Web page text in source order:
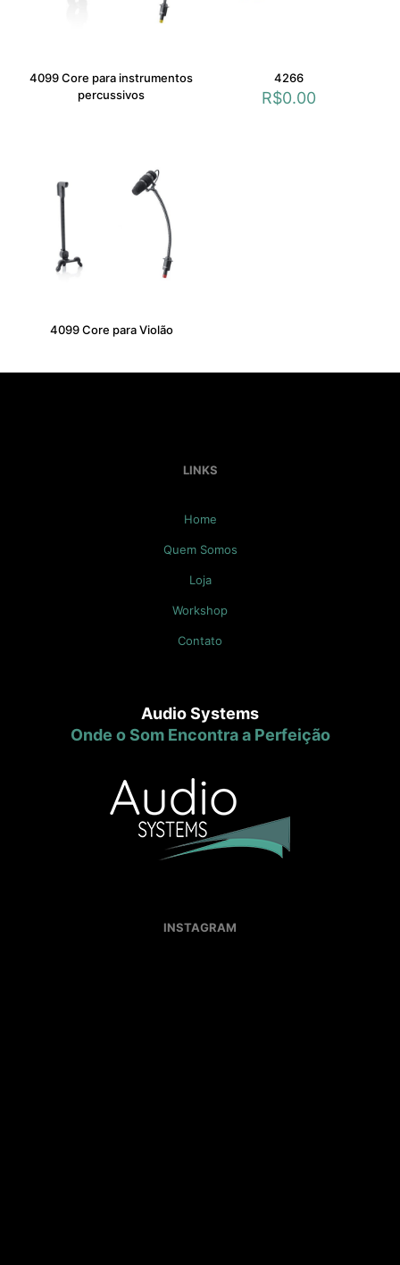
4099 Core para instrumentos
percussivos
4266
R$0.00
4099 Core para Violão
LINKS
Home
Quem Somos
Loja
Workshop
Contato
Audio Systems
Onde o Som Encontra a Perfeição
INSTAGRAM